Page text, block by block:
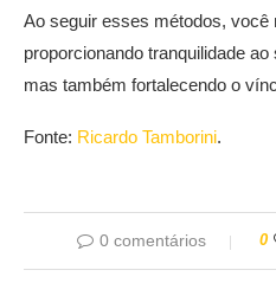
Ao seguir esses métodos, você
proporcionando tranquilidade
mas também fortalecendo o
Fonte: Ricardo Tamborini.
0 comentários 0